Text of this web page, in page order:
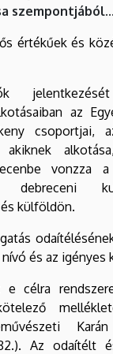
szempontjából...
értékűek és
az
csoportjai,
vonzza
külföldön.
és az igényes
e célra
Az odaítélt